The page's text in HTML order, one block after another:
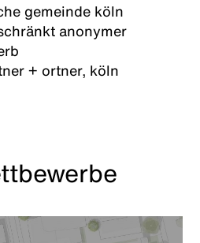
gemeinde köln
anonymer
+ ortner, köln